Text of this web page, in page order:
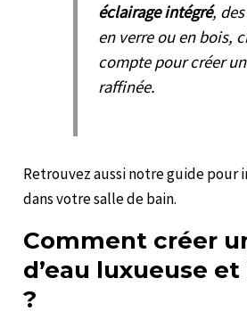
éclairage intégré,
en verre ou en bois,
compte pour créer
raffinée.
Retrouvez aussi notre guide pour
dans votre salle de bain.
Comment créer
d’eau luxueuse
?